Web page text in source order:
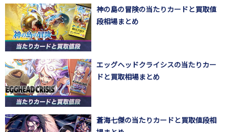
神の島の冒険の当たりカードと買取値
段相場まとめ
エッグヘッドクライシスの当たりカー
ドと買取相場まとめ
蒼海七傑の当たりカードと買取値段相